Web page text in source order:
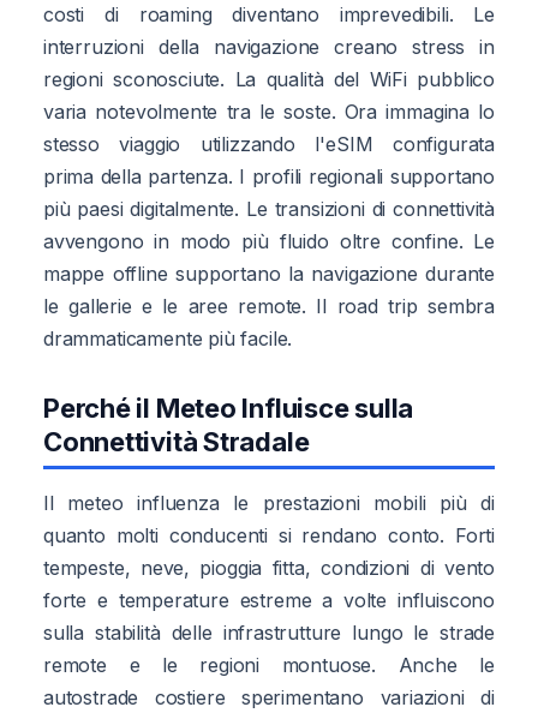
costi di roaming diventano imprevedibili. Le
interruzioni della navigazione creano stress in
regioni sconosciute. La qualità del WiFi pubblico
varia notevolmente tra le soste. Ora immagina lo
stesso viaggio utilizzando l'eSIM configurata
prima della partenza. I profili regionali supportano
più paesi digitalmente. Le transizioni di connettività
avvengono in modo più fluido oltre confine. Le
mappe offline supportano la navigazione durante
le gallerie e le aree remote. Il road trip sembra
drammaticamente più facile.
Perché il Meteo Influisce sulla
Connettività Stradale
Il meteo influenza le prestazioni mobili più di
quanto molti conducenti si rendano conto. Forti
tempeste, neve, pioggia fitta, condizioni di vento
forte e temperature estreme a volte influiscono
sulla stabilità delle infrastrutture lungo le strade
remote e le regioni montuose. Anche le
autostrade costiere sperimentano variazioni di